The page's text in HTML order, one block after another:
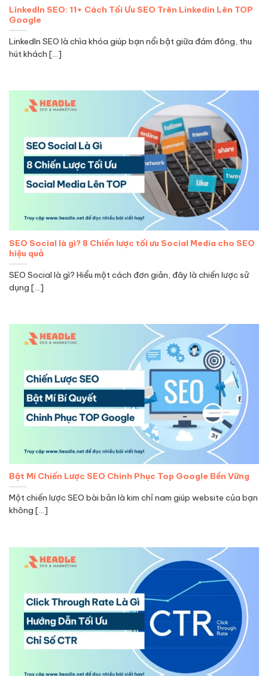
LinkedIn SEO: 11+ Cách Tối Ưu SEO Trên Linkedin Lên TOP
Google
LinkedIn SEO là chìa khóa giúp bạn nổi bật giữa đám đông, thu
hút khách [...]
SEO Social là gì? 8 Chiến lược tối ưu Social Media cho SEO
hiệu quả
SEO Social là gì? Hiểu một cách đơn giản, đây là chiến lược sử
dụng [...]
Bật Mí Chiến Lược SEO Chinh Phục Top Google Bền Vững
Một chiến lược SEO bài bản là kim chỉ nam giúp website của bạn
không [...]